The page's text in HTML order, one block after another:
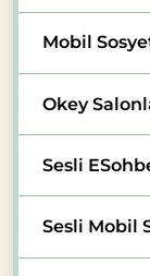
Mobil
Okey
Sesli
Sesli Mobil